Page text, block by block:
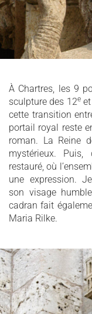
À Chartres, les 9
sculpture des 12eet
cette transition
portail royal reste
roman. La Reine
mystérieux.
restauré, où
une expression.
son visage
cadran fait
Maria Rilke.